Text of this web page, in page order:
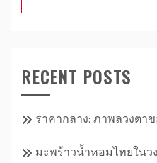
for:
RECENT POSTS
ราคากลาง: ภาพลวงตา
มะพร้าวน้ำหอมไทยใน